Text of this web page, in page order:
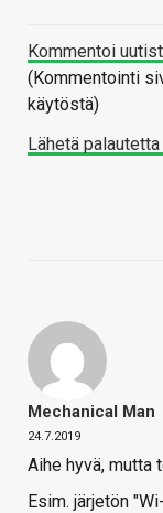
Kommentoi
(Kommentointi
käytöstä)
Lähetä
Mechanical Man
24.7.2019
Aihe hyvä, mutta
Esim. järjetön